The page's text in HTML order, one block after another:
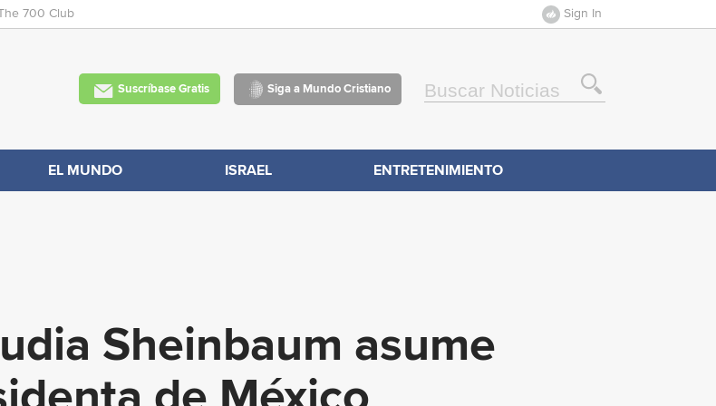
Skip
700 Club Sign In
Suscríbase Gratis Siga a Mundo Cristiano
EL MUNDO ISRAEL ENTRETENIMIENTO
Sheinbaum asume